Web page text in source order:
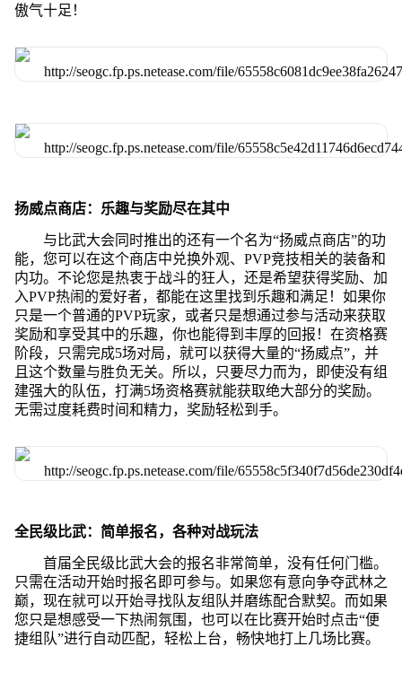
傲气十足！
扬威点商店：乐趣与奖励尽在其中
与比武大会同时推出的还有一个名为“扬威点商店”的功
能，您可以在这个商店中兑换外观、PVP竞技相关的装备和
内功。不论您是热衷于战斗的狂人，还是希望获得奖励、加
入PVP热闹的爱好者，都能在这里找到乐趣和满足！如果你
只是一个普通的PVP玩家，或者只是想通过参与活动来获取
奖励和享受其中的乐趣，你也能得到丰厚的回报！在资格赛
阶段，只需完成5场对局，就可以获得大量的“扬威点”，并
且这个数量与胜负无关。所以，只要尽力而为，即使没有组
建强大的队伍，打满5场资格赛就能获取绝大部分的奖励。
无需过度耗费时间和精力，奖励轻松到手。
全民级比武：简单报名，各种对战玩法
首届全民级比武大会的报名非常简单，没有任何门槛。
只需在活动开始时报名即可参与。如果您有意向争夺武林之
巅，现在就可以开始寻找队友组队并磨练配合默契。而如果
您只是想感受一下热闹氛围，也可以在比赛开始时点击“便
捷组队”进行自动匹配，轻松上台，畅快地打上几场比赛。